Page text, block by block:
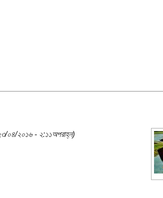
০৪/২০১৬ - ২:১১অপরাহ্ন)